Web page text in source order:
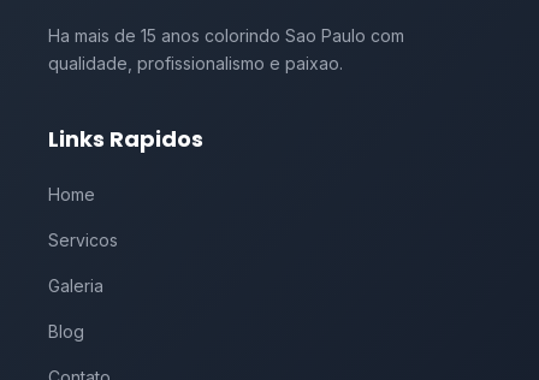
Ha mais de 15 anos colorindo Sao Paulo com
qualidade, profissionalismo e paixao.
Links Rapidos
Home
Servicos
Galeria
Blog